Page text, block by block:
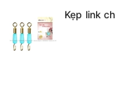
Kẹp link